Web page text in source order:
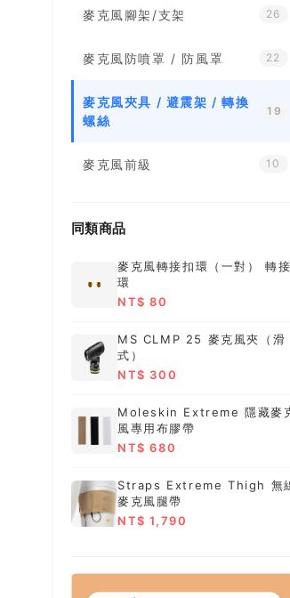
麥克風腳架/支架 26
麥克風防噴罩 / 防風罩 22
麥克風夾具 / 避震架 / 轉換
螺絲
19
麥克風前級 10
同類商品
麥克風轉接扣環（一對） 轉接
環
NT$ 80
MS CLMP 25 麥克風夾（滑
式）
NT$ 300
Moleskin Extreme 隱藏麥
風專用布膠帶
NT$ 680
Straps Extreme Thigh 無
麥克風腿帶
NT$ 1,790